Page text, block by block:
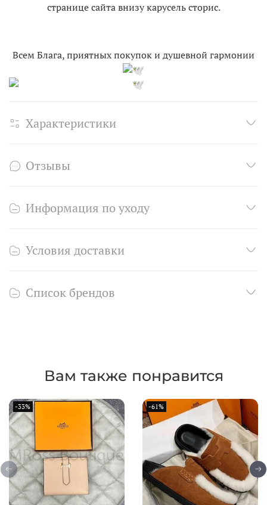
странице сайта внизу карусель сторис.
Всем Блага, приятных покупок и душевной гармонии
Характеристики
Отзывы
Информация по уходу
Условия доставки
Список брендов
Вам также понравится
-33% -61%